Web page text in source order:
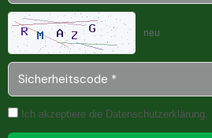
neu
Ich akzeptiere die Datenschutzerklärung.